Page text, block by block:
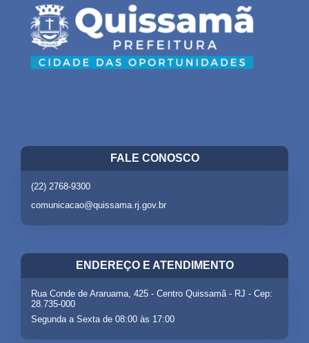
FALE CONOSCO
(22) 2768-9300
comunicacao@quissama.rj.gov.br
ENDEREÇO E ATENDIMENTO
Rua Conde de Araruama, 425 - Centro Quissamã - RJ - Cep:
28.735-000
Segunda a Sexta de 08:00 às 17:00